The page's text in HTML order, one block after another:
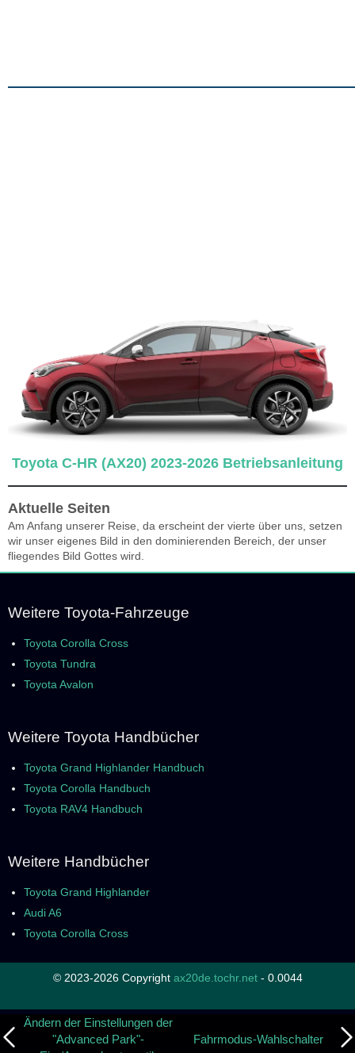
Ändern der Einstellungen der
"Advanced Park"-
Fahrmodus-Wahlschalter
Toyota C-HR (AX20) 2023-2026 Betriebsanleitung
Aktuelle Seiten
Am Anfang unserer Reise, da erscheint der vierte über uns, setzen
wir unser eigenes Bild in den dominierenden Bereich, der unser
fliegendes Bild Gottes wird.
Weitere Toyota-Fahrzeuge
Toyota Corolla Cross
Toyota Tundra
Toyota Avalon
Weitere Toyota Handbücher
Toyota Grand Highlander Handbuch
Toyota Corolla Handbuch
Toyota RAV4 Handbuch
Weitere Handbücher
Toyota Grand Highlander
Audi A6
Toyota Corolla Cross
© 2023-2026 Copyright ax20de.tochr.net- 0.0044